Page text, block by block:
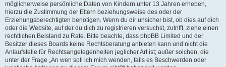
möglicherweise persönliche Daten von Kindern unter 13 Jahren erheben,
hierzu die Zustimmung der Eltern beziehungsweise des oder der
Erziehungsberechtigten benötigen. Wenn du dir unsicher bist, ob dies auf dich
oder die Website, auf der du dich zu registrieren versuchst, zutrifft, ziehe einen
rechtlichen Beistand zu Rate. Bitte beachte, dass phpBB Limited und der
Besitzer dieses Boards keine Rechtsberatung anbieten kann und nicht die
Anlaufstelle für Rechtsangelegenheiten jeglicher Art ist; außer solchen, die
unter der Frage „An wen soll ich mich wenden, falls es Beschwerden oder